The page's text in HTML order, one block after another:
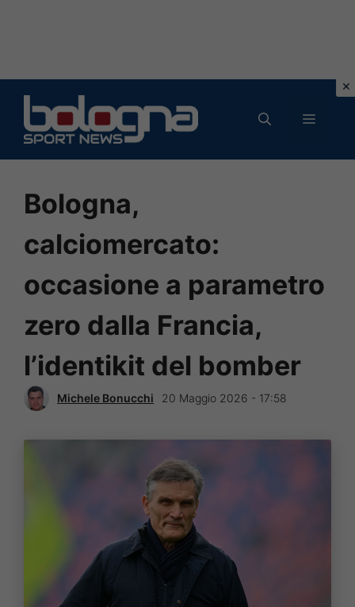
contenuto
MENU
Bologna,
calciomercato:
occasione a parametro
zero dalla Francia,
l’identikit del bomber
Michele Bonucchi 20 Maggio 2026 - 17:58